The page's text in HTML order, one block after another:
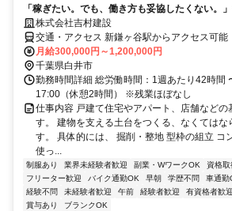
「稼ぎたい。でも、働き方も妥協したくない。
株式会社吉村建設
交通・アクセス 新鎌ヶ谷駅からアクセス可能
月給300,000円～1,200,000円
千葉県白井市
勤務時間詳細 総労働時間：1週あたり42時間
17:00（休憩2時間） ※残業ほぼなし
仕事内容 戸建て住宅やアパート、店舗などの
す。 建物を支える土台をつくる、なくてはな
す。 具体的には、 掘削・整地 型枠の組立 コ
使っ...
制服あり 業界未経験者歓迎 副業・WワークOK
資格取
フリーター歓迎
バイク通勤OK 早朝 学歴不問 車通勤
経験不問
未経験者歓迎 午前 経験者歓迎 有資格者歓迎
賞与あり
ブランクOK